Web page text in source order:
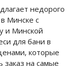
недорого
Минске с
и Минской
для бани в
которые
заказ на самые